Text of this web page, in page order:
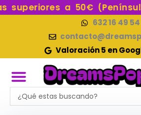
Ir
a 50€ (Península)
632 16 49 54
Valoración 5 en Google
Search
...